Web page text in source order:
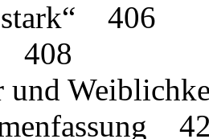
stark“ 406
408
und